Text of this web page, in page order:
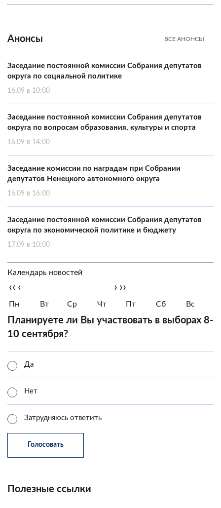
Анонсы ВСЕ АНОНСЫ
Заседание постоянной комиссии Собрания депутатов
округа по социальной политике
16.09 в 10:00
Заседание постоянной комиссии Собрания депутатов
округа по вопросам образования, культуры и спорта
16.09 в 14:00
Заседание комиссии по наградам при Собрании
депутатов Ненецкого автономного округа
16.09 в 16:00
Заседание постоянной комиссии Собрания депутатов
округа по экономической политике и бюджету
17.09 в 10:00
Календарь новостей
‹‹ ‹ › ››
Пн Вт Ср Чт Пт Сб Вс
Планируете ли Вы участвовать в выборах 8-
10 сентября?
Да
Нет
Затрудняюсь ответить
Полезные ссылки